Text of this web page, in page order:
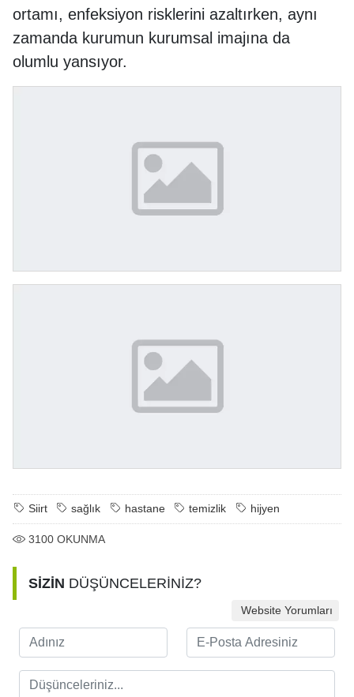
ortamı, enfeksiyon risklerini azaltırken, aynı
zamanda kurumun kurumsal imajına da
olumlu yansıyor.
Siirt sağlık hastane temizlik hijyen
3100 OKUNMA
SİZİN DÜŞÜNCELERİNİZ?
Website Yorumları